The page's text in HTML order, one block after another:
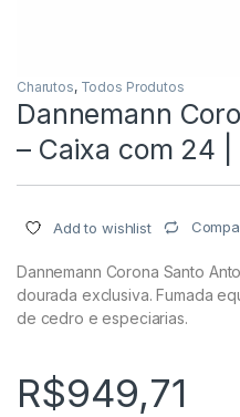
Charutos, Todos Produtos
Dannemann
– Caixa com 24
Add to wishlist
Dannemann Corona Santo
dourada exclusiva. Fumada
de cedro e especiarias.
R$949,71